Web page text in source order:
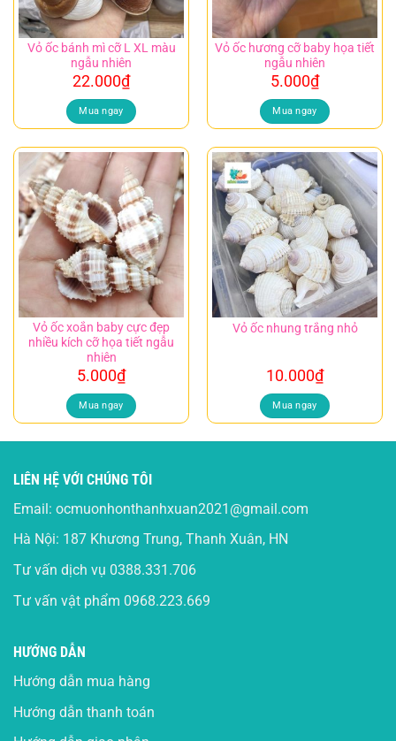
Vỏ ốc bánh mì cỡ L XL màu
ngẫu nhiên
22.000₫
Mua ngay
Vỏ ốc hương cỡ baby họa tiết
ngẫu nhiên
5.000₫
Mua ngay
Vỏ ốc xoắn baby cực đẹp
nhiều kích cỡ họa tiết ngẫu
nhiên
5.000₫
Mua ngay
Vỏ ốc nhung trắng nhỏ
10.000₫
Mua ngay
LIÊN HỆ VỚI CHÚNG TÔI
Email: ocmuonhonthanhxuan2021@gmail.com
Hà Nội: 187 Khương Trung, Thanh Xuân, HN
Tư vấn dịch vụ 0388.331.706
Tư vấn vật phẩm 0968.223.669
HƯỚNG DẪN
Hướng dẫn mua hàng
Hướng dẫn thanh toán